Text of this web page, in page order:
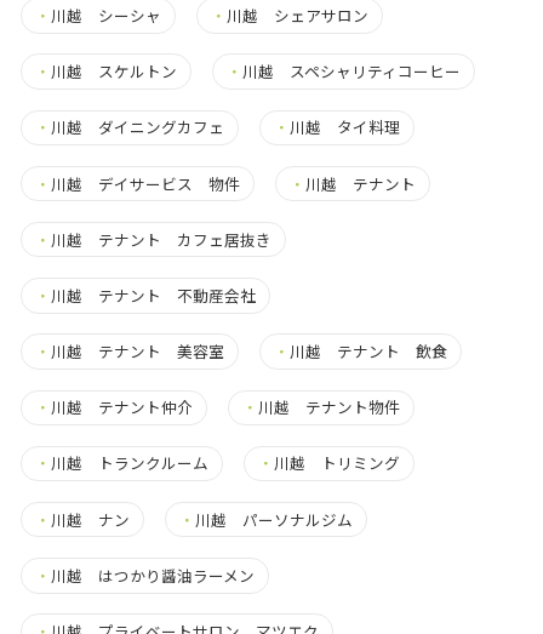
・ 川越 シーシャ ・ 川越 シェアサロン
・ 川越 スケルトン ・ 川越 スペシャリティコーヒー
・ 川越 ダイニングカフェ ・ 川越 タイ料理
・ 川越 デイサービス 物件 ・ 川越 テナント
・ 川越 テナント カフェ居抜き
・ 川越 テナント 不動産会社
・ 川越 テナント 美容室 ・ 川越 テナント 飲食
・ 川越 テナント仲介 ・ 川越 テナント物件
・ 川越 トランクルーム ・ 川越 トリミング
・ 川越 ナン ・ 川越 パーソナルジム
・ 川越 はつかり醤油ラーメン